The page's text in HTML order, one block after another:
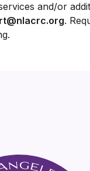
and/or
.